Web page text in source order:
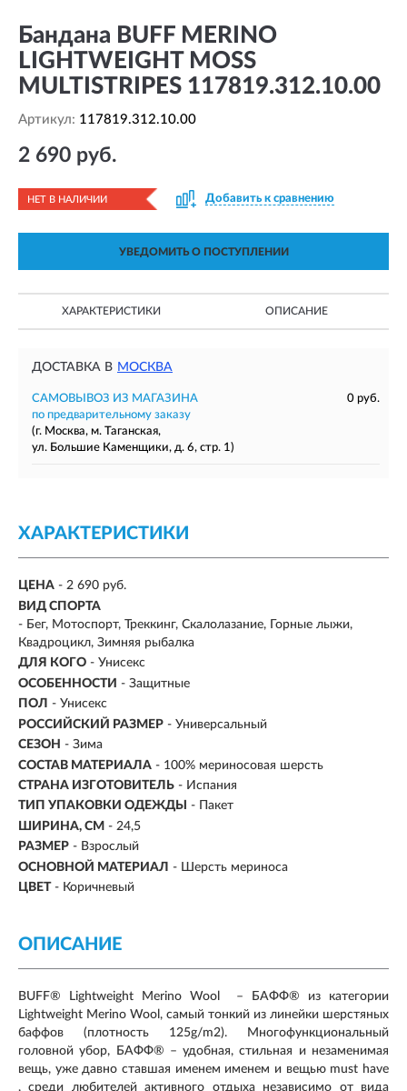
Бандана BUFF MERINO
LIGHTWEIGHT MOSS
MULTISTRIPES 117819.312.10.00
Артикул: 117819.312.10.00
2 690 руб.
НЕТ В НАЛИЧИИ Добавить к сравнению
УВЕДОМИТЬ О ПОСТУПЛЕНИИ
ХАРАКТЕРИСТИКИ ОПИСАНИЕ
ДОСТАВКА В МОСКВА
САМОВЫВОЗ ИЗ МАГАЗИНА
0 руб.
по предварительному заказу
(г. Москва, м. Таганская,
ул. Большие Каменщики, д. 6, стр. 1)
ХАРАКТЕРИСТИКИ
ЦЕНА - 2 690 руб.
ВИД СПОРТА
- Бег, Мотоспорт, Треккинг, Скалолазание, Горные лыжи,
Квадроцикл, Зимняя рыбалка
ДЛЯ КОГО - Унисекс
ОСОБЕННОСТИ - Защитные
ПОЛ - Унисекс
РОССИЙСКИЙ РАЗМЕР - Универсальный
СЕЗОН - Зима
СОСТАВ МАТЕРИАЛА - 100% мериносовая шерсть
СТРАНА ИЗГОТОВИТЕЛЬ - Испания
ТИП УПАКОВКИ ОДЕЖДЫ
- Пакет
ШИРИНА, СМ - 24,5
РАЗМЕР - Взрослый
ОСНОВНОЙ МАТЕРИАЛ - Шерсть мериноса
ЦВЕТ - Коричневый
ОПИСАНИЕ
BUFF® Lightweight Merino Wool – БАФФ® из категории
Lightweight Merino Wool, самый тонкий из линейки шерстяных
баффов (плотность 125g/m2). Многофункциональный
головной убор, БАФФ® – удобная, стильная и незаменимая
вещь, уже давно ставшая именем именем и вещью must have
, среди любителей активного отдыха независимо от вида